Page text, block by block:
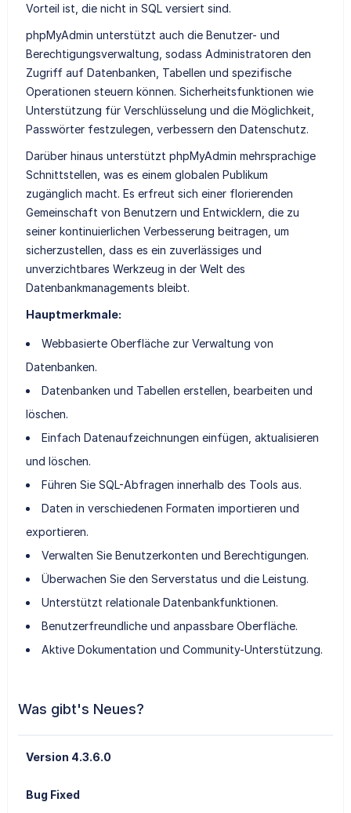
Vorteil ist, die nicht in SQL versiert sind.
phpMyAdmin unterstützt auch die Benutzer- und
Berechtigungsverwaltung, sodass Administratoren den
Zugriff auf Datenbanken, Tabellen und spezifische
Operationen steuern können. Sicherheitsfunktionen wie
Unterstützung für Verschlüsselung und die Möglichkeit,
Passwörter festzulegen, verbessern den Datenschutz.
Darüber hinaus unterstützt phpMyAdmin mehrsprachige
Schnittstellen, was es einem globalen Publikum
zugänglich macht. Es erfreut sich einer florierenden
Gemeinschaft von Benutzern und Entwicklern, die zu
seiner kontinuierlichen Verbesserung beitragen, um
sicherzustellen, dass es ein zuverlässiges und
unverzichtbares Werkzeug in der Welt des
Datenbankmanagements bleibt.
Hauptmerkmale:
Webbasierte Oberfläche zur Verwaltung von
Datenbanken.
Datenbanken und Tabellen erstellen, bearbeiten und
löschen.
Einfach Datenaufzeichnungen einfügen, aktualisieren
und löschen.
Führen Sie SQL-Abfragen innerhalb des Tools aus.
Daten in verschiedenen Formaten importieren und
exportieren.
Verwalten Sie Benutzerkonten und Berechtigungen.
Überwachen Sie den Serverstatus und die Leistung.
Unterstützt relationale Datenbankfunktionen.
Benutzerfreundliche und anpassbare Oberfläche.
Aktive Dokumentation und Community-Unterstützung.
Was gibt's Neues?
Version 4.3.6.0
Bug Fixed